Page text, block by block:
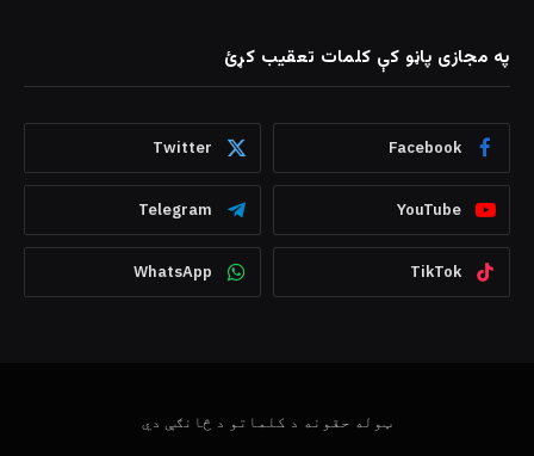
په مجازی پاڼو کې کلمات تعقیب کړئ
Facebook
Twitter
YouTube
Telegram
TikTok
WhatsApp
ټوله حقونه د کلماتو د څانګې دي